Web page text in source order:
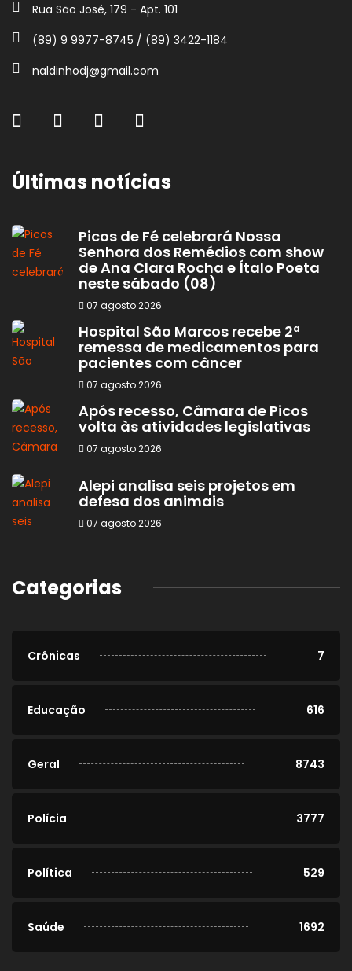
Rua São José, 179 - Apt. 101
(89) 9 9977-8745 / (89) 3422-1184
naldinhodj@gmail.com
Últimas notícias
Picos de Fé celebrará Nossa
Senhora dos Remédios com show
de Ana Clara Rocha e Ítalo Poeta
neste sábado (08)
07 agosto 2026
Hospital São Marcos recebe 2ª
remessa de medicamentos para
pacientes com câncer
07 agosto 2026
Após recesso, Câmara de Picos
volta às atividades legislativas
07 agosto 2026
Alepi analisa seis projetos em
defesa dos animais
07 agosto 2026
Categorias
Crônicas 7
Educação 616
Geral 8743
Polícia 3777
Política 529
Saúde 1692